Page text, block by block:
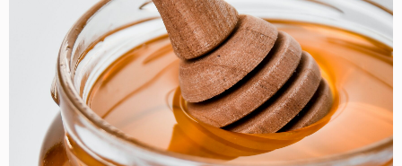
Acheter